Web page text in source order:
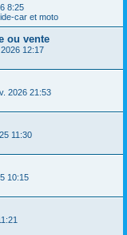
8:25
car et moto
ou vente
12:17
2026 21:53
11:30
10:15